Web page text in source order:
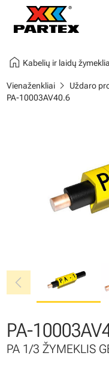
home Kabelių ir laidų
Vienaženkliaichevron_right Uždaro
PA-10003AV40.6
chevron_left
PA-
PA 1/3 ŽYMEKLIS